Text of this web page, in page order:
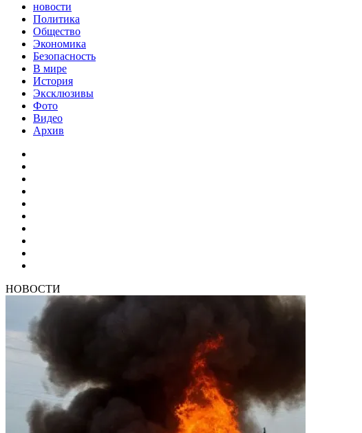
новости
Политика
Общество
Экономика
Безопасность
В мире
История
Эксклюзивы
Фото
Видео
Архив
НОВОСТИ